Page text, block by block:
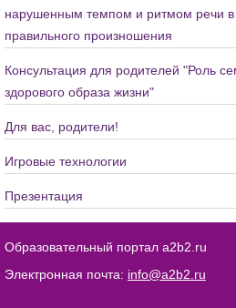
нарушенным темпом и ритмом речи в
правильного произношения
Консультация для родителей "Роль
здорового образа жизни"
Для вас, родители!
Игровые технологии
Презентация
Образовательный портал a2b2.ru
Электронная почта: info@a2b2.ru